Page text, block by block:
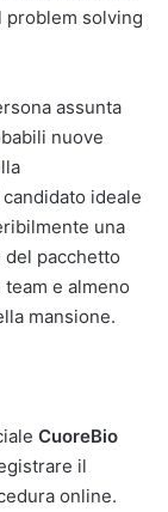
problem solving
assunta
nuove
ideale
una
pacchetto
e almeno
mansione.
CuoreBio
il
online.